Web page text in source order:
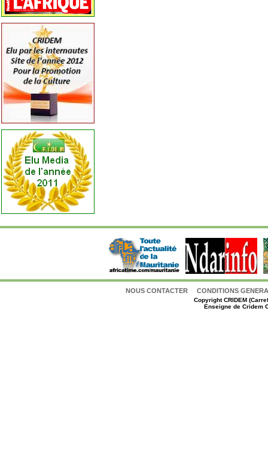
NOUS CONTACTER CONDITIONS
CopyrightCRIDEM
Enseigne de Cridem